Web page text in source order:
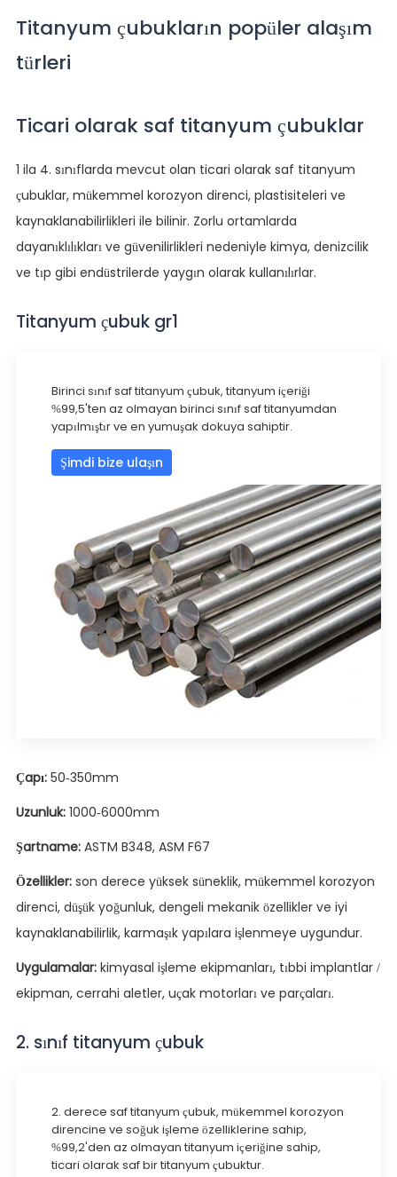
Titanyum çubukların popüler alaşım
türleri
Ticari olarak saf titanyum çubuklar
1 ila 4. sınıflarda mevcut olan ticari olarak saf titanyum
çubuklar, mükemmel korozyon direnci, plastisiteleri ve
kaynaklanabilirlikleri ile bilinir. Zorlu ortamlarda
dayanıklılıkları ve güvenilirlikleri nedeniyle kimya, denizcilik
ve tıp gibi endüstrilerde yaygın olarak kullanılırlar.
Titanyum çubuk gr1
Birinci sınıf saf titanyum çubuk, titanyum içeriği
%99,5'ten az olmayan birinci sınıf saf titanyumdan
yapılmıştır ve en yumuşak dokuya sahiptir.
Şimdi bize ulaşın
Çapı:50-350mm
Uzunluk: 1000-6000mm
Şartname:ASTM B348, ASM F67
Özellikler:son derece yüksek süneklik, mükemmel korozyon
direnci, düşük yoğunluk, dengeli mekanik özellikler ve iyi
kaynaklanabilirlik, karmaşık yapılara işlenmeye uygundur.
Uygulamalar:kimyasal işleme ekipmanları, tıbbi implantlar /
ekipman, cerrahi aletler, uçak motorları ve parçaları.
2. sınıf titanyum çubuk
2. derece saf titanyum çubuk, mükemmel korozyon
direncine ve soğuk işleme özelliklerine sahip,
%99,2'den az olmayan titanyum içeriğine sahip,
ticari olarak saf bir titanyum çubuktur.